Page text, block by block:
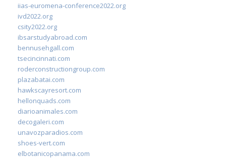
iias-euromena-conference2022.org
ivd2022.org
csity2022.org
ibsarstudyabroad.com
bennusehgall.com
tsecincinnati.com
roderconstructiongroup.com
plazabatai.com
hawkscayresort.com
hellonquads.com
diarioanimales.com
decogaleri.com
unavozparadios.com
shoes-vert.com
elbotanicopanama.com